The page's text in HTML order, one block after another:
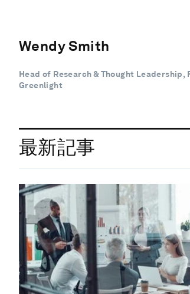
Wendy Smith
Head of Research & Thought Leadership,
Greenlight
最新記事